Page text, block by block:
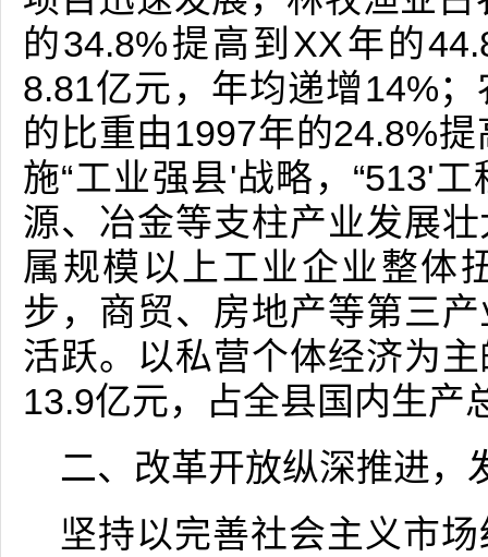
的34.8%提高到XX年的
8.81亿元，年均递增14%
的比重由1997年的24.8%
施“工业强县'战略，“513'
源、冶金等支柱产业发展
属规模以上工业企业整体
步，商贸、房地产等第三
活跃。以私营个体经济为
13.9亿元，占全县国内生产
二、改革开放纵深推进，
坚持以完善社会主义市